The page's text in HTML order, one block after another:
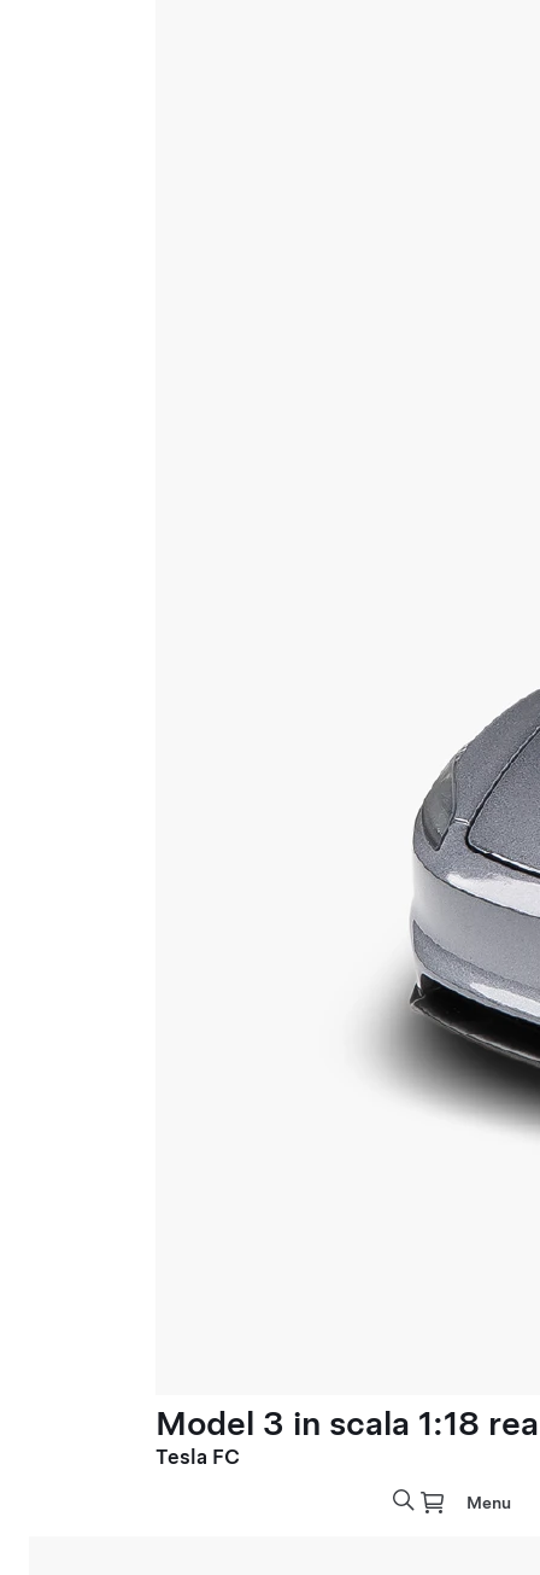
Model 3 in scala 1:18
Tesla FC
Menu